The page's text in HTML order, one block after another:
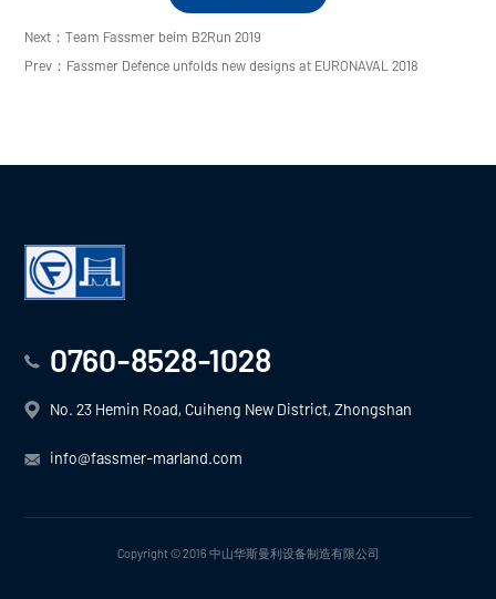
Next：Team Fassmer beim B2Run 2019
Prev：Fassmer Defence unfolds new designs at EURONAVAL 2018
0760-8528-1028
No. 23 Hemin Road, Cuiheng New District, Zhongshan
info@fassmer-marland.com
Copyright © 2016 中山华斯曼利设备制造有限公司